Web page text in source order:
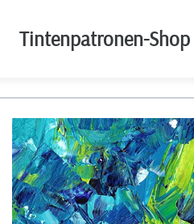
Tintenpatronen-Shop